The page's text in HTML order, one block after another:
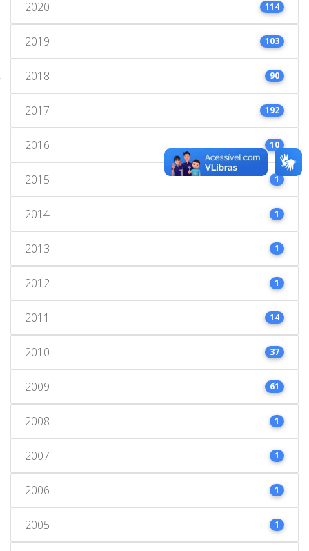
2020 114
2019 103
2018 90
2017 192
2016 10
2015 1
2014 1
2013 1
2012 1
2011 14
2010 37
2009 61
2008 1
2007 1
2006 1
2005 1